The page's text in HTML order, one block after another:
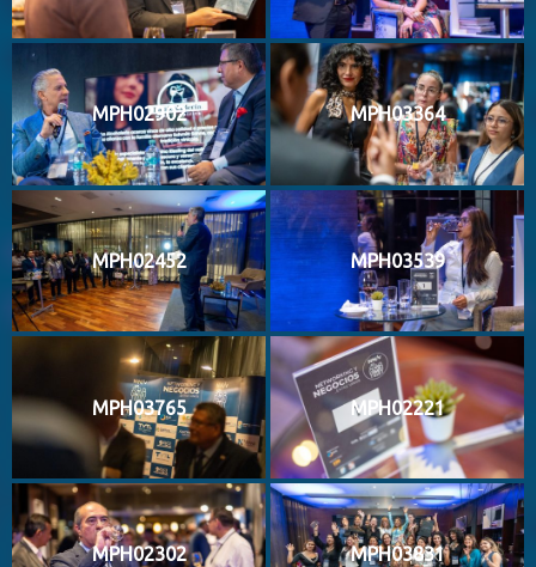
MPH02902 MPH03364
MPH02452 MPH03539
MPH03765 MPH02221
MPH02302 MPH03831